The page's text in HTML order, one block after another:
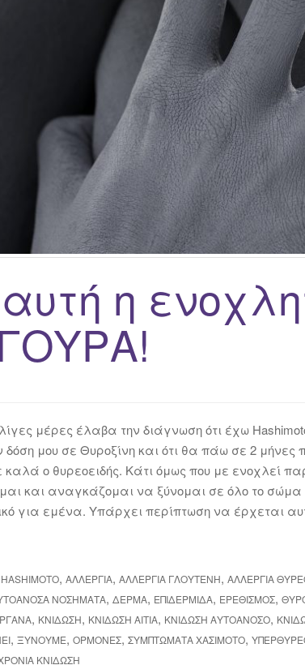
η
μέρες έλαβα την διάγνωση ότι έχω
δόση μου σε Θυροξίνη και ότι θα πάω σε 2
καλά ο θυρεοειδής. Κάτι όμως που με ενοχλεί
και αναγκάζομαι να ξύνομαι σε όλο το σώμα
για εμένα. Υπάρχει περίπτωση να έρχεται
HASHIMOTO, ΑΛΛΕΡΓΊΑ, ΑΛΛΕΡΓΊΑ ΓΛΟΥΤΈΝΗ, ΑΛΛΕΡΓΊΑ
ΝΟΣΉΜΑΤΑ, ΔΕΡΜΑ, ΕΠΙΔΕΡΜΊΔΑ, ΕΡΕΘΙΣΜΌΣ,
, ΚΝΊΔΩΣΗ, ΚΝΊΔΩΣΗ ΑΊΤΙΑ, ΚΝΊΔΩΣΗ ΑΥΤΟΆΝΟΣΟ,
, ΞΎΝΟΥΜΕ, ΟΡΜΌΝΕΣ, ΣΥΜΠΤΏΜΑΤΑ ΧΑΣΙΜΌΤΟ,
ΚΝΊΔΩΣΗ